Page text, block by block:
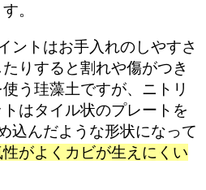
。
ントはお手入れのしやすさ
りすると割れや傷がつき
う珪藻土ですが、ニトリ
はタイル状のプレートを
込んだような形状になって
がよくカビが生えにくい